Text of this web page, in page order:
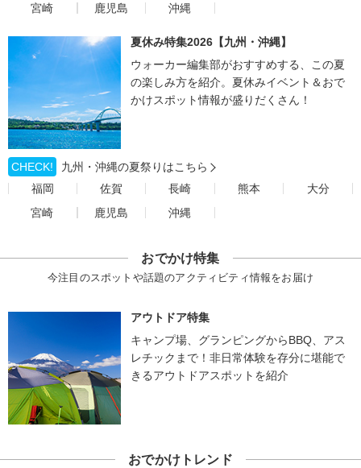
宮崎
鹿児島 沖縄
夏休み特集2026【九州・沖縄】
ウォーカー編集部がおすすめする、この夏
の楽しみ方を紹介。夏休みイベント＆おで
かけスポット情報が盛りだくさん！
CHECK!
九州・沖縄の夏祭りはこちら
福岡
佐賀 長崎 熊本
大分
宮崎
鹿児島 沖縄
おでかけ特集
今注目のスポットや話題のアクティビティ情報をお届け
アウトドア特集
キャンプ場、グランピングからBBQ、アス
レチックまで！非日常体験を存分に堪能で
きるアウトドアスポットを紹介
おでかけトレンド